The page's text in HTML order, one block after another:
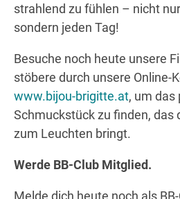
strahlend zu fühlen – nicht
sondern jeden Tag!
Besuche noch heute unsere
stöbere durch unsere Online-
www.bijou-brigitte.at, um das
Schmuckstück zu finden, das
zum Leuchten bringt.
Werde BB-Club Mitglied.
Melde dich heute noch als